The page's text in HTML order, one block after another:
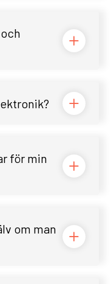
för min
om man